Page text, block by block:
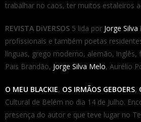
trabalhar no caos, ter muitos estaleiros
REVISTA DiVERSOS 5 lida por Jorge Silva
profissionais e também poetas
línguas, grego moderno, alemão, inglês,
Pais Brandão, Jorge Silva Melo, Aurélio
O MEU BLACKIE, OS IRMÃOS GEBOERS,
Cultural de Belém no dia 14 de Julho.
presença do autor e que teve lugar no